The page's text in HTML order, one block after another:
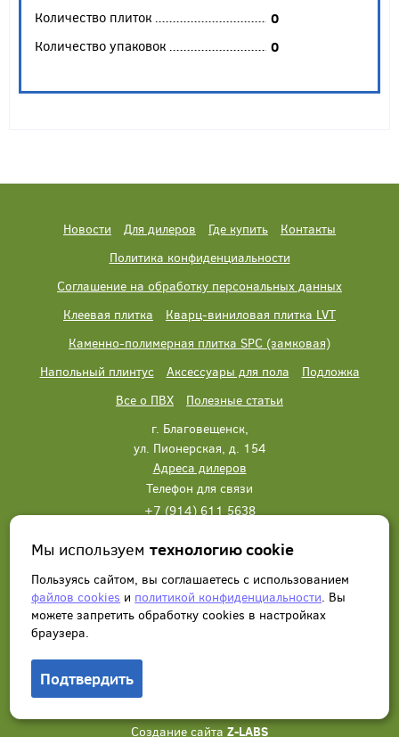
Количество плиток
0
Количество упаковок
0
Новости Для дилеров Где купить
Контакты
Политика конфиденциальности
Соглашение на обработку персональных данных
Клеевая плитка
Кварц-виниловая плитка LVT
Каменно-полимерная плитка SPC (замковая)
Напольный плинтус
Аксессуары для пола
Подложка
Все о ПВХ
Полезные статьи
г. Благовещенск,
ул. Пионерская, д. 154
Адреса дилеров
Телефон для связи
+7 (914) 611 5638
Написать нам Заказать звонок
Создание сайта Z-LABS
Мы используемтехнологию cookie
Пользуясь сайтом, вы соглашаетесь с использованием
файлов cookies и политикой конфиденциальности. Вы
можете запретить обработку сookies в настройках
браузера.
Подтвердить